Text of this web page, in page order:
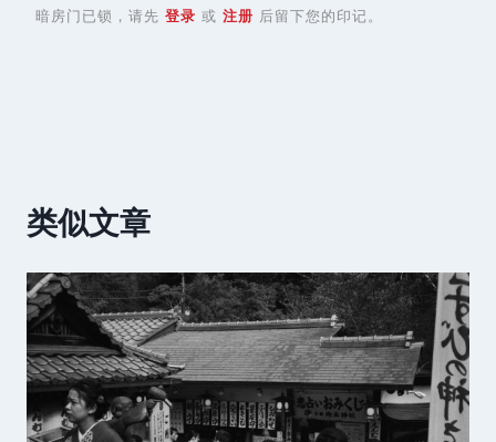
暗房门已锁，请先 登录 或 注册 后留下您的印记。
类似文章